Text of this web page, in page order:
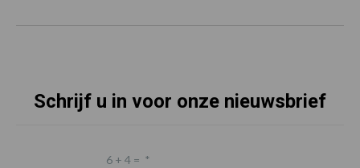
Schrijf u in voor onze nieuwsbrief
6 + 4 = *